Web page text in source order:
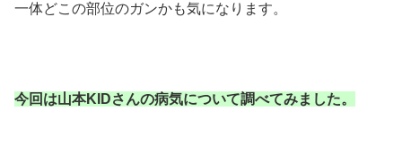
一体どこの部位のガンかも気になります。
今回は山本KIDさんの病気について調べてみました。